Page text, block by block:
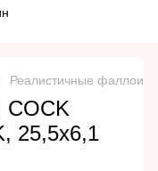
Реалистичные
COCK
25,5х6,1